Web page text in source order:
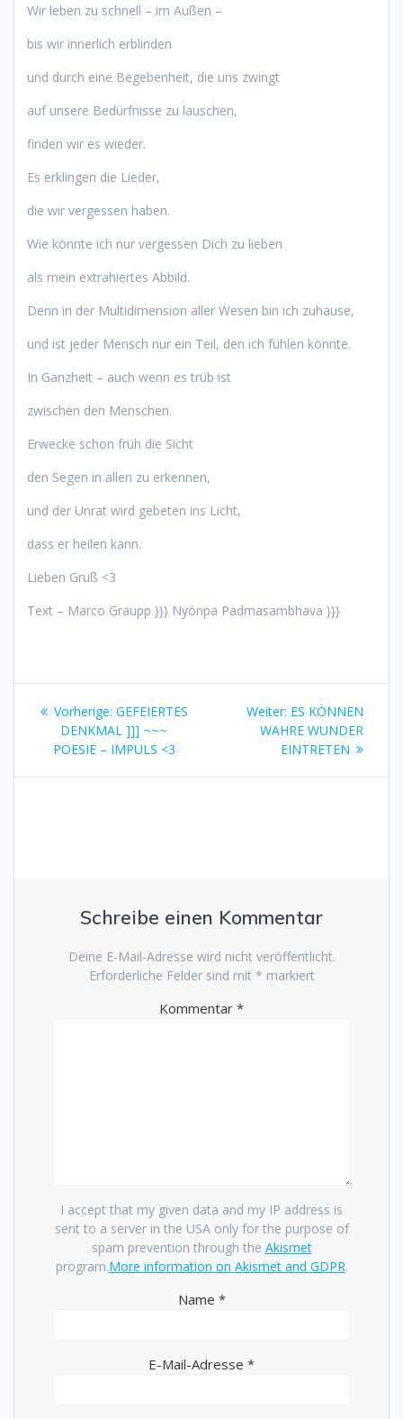
Wir leben zu schnell – im Außen –
bis wir innerlich erblinden
und durch eine Begebenheit, die uns zwingt
auf unsere Bedürfnisse zu lauschen,
finden wir es wieder.
Es erklingen die Lieder,
die wir vergessen haben.
Wie könnte ich nur vergessen Dich zu lieben
als mein extrahiertes Abbild.
Denn in der Multidimension aller Wesen bin ich zuhause,
und ist jeder Mensch nur ein Teil, den ich fühlen könnte.
In Ganzheit – auch wenn es trüb ist
zwischen den Menschen.
Erwecke schon früh die Sicht
den Segen in allen zu erkennen,
und der Unrat wird gebeten ins Licht,
dass er heilen kann.
Lieben Gruß <3
Text – Marco Graupp }}} Nyönpa Padmasambhava }}}
Beitragsnavigation
Vorherige: Vorheriger
Beitrag:
GEFEIERTES
DENKMAL ]]] ~~~
POESIE – IMPULS <3
Weiter: Nächster
Beitrag:
ES KÖNNEN
WAHRE WUNDER
EINTRETEN
Schreibe einen Kommentar
Deine E-Mail-Adresse wird nicht veröffentlicht.
Erforderliche Felder sind mit * markiert
Kommentar *
I accept that my given data and my IP address is
sent to a server in the USA only for the purpose of
spam prevention through the Akismet
program.More information on Akismet and GDPR.
Name *
E-Mail-Adresse *